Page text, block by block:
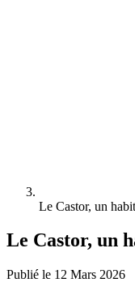
Le Castor, un
Le Castor, un
Publié le 12 Mars 2026